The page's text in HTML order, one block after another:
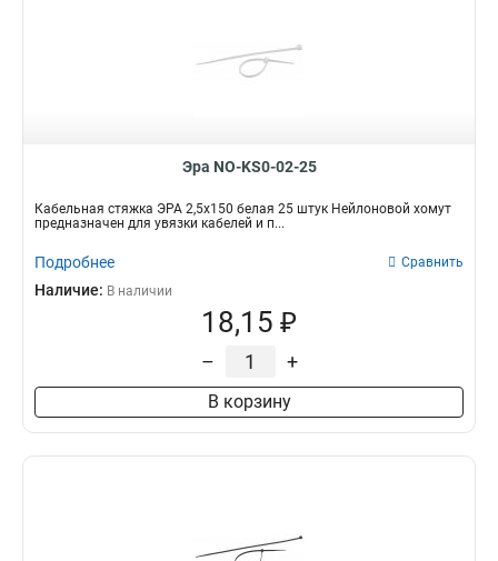
Эра NO-KS0-02-25
Кабельная стяжка ЭРА 2,5х150 белая 25 штук Нейлоновой хомут
предназначен для увязки кабелей и п...
Подробнее Сравнить
Наличие: В наличии
18,15 ₽
– +
В корзину